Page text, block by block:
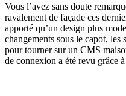
Vous l’avez sans doute
ravalement de façade ces
apporté qu’un design plus
changements sous le capot,
pour tourner sur un CMS
de connexion a été revu grâce